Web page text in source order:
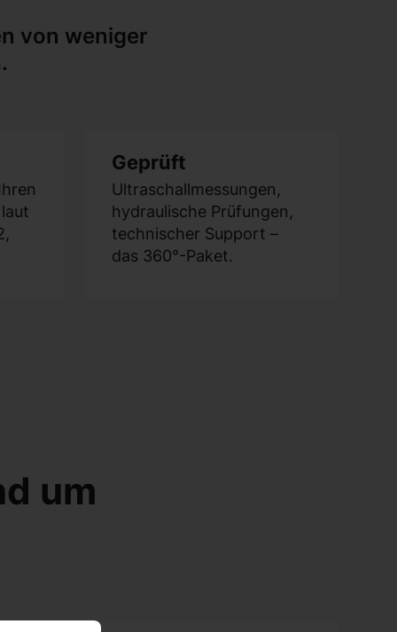
von weniger
Geprüft
Ultraschallmessungen,
hydraulische Prüfungen,
technischer Support –
das 360°-Paket.
um